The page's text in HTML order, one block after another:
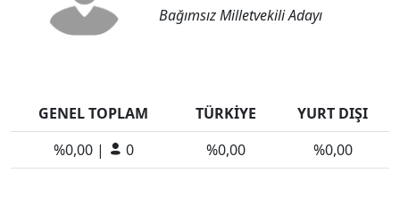
Bağımsız Milletvekili Adayı
GENEL TOPLAM TÜRKİYE
YURT DIŞI
%0,00 |
0 %0,00 %0,00